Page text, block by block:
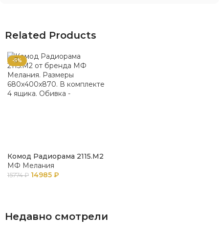
Related Products
-5%
Комод Радиорама 2115.М2
МФ Мелания
15774₽ 14985 ₽
Недавно смотрели